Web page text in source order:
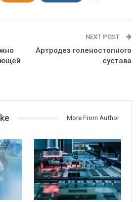
NEXT POST
Артродез голеностопного
сустава
More From Author